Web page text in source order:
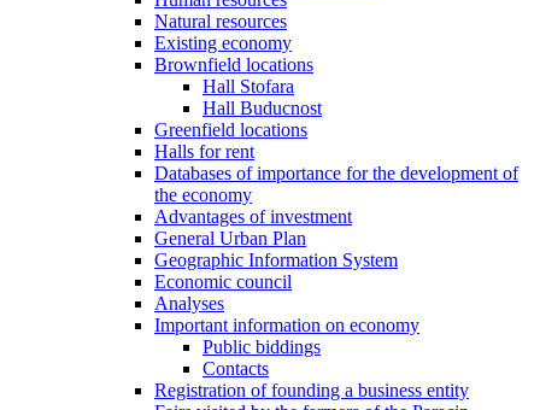
Natural resources
Existing economy
Brownfield locations
Hall Stofara
Hall Buducnost
Greenfield locations
Halls for rent
Databases of importance for the development of
the economy
Advantages of investment
General Urban Plan
Geographic Information System
Еconomic council
Analyses
Important information on economy
Public biddings
Contacts
Registration of founding a business entity